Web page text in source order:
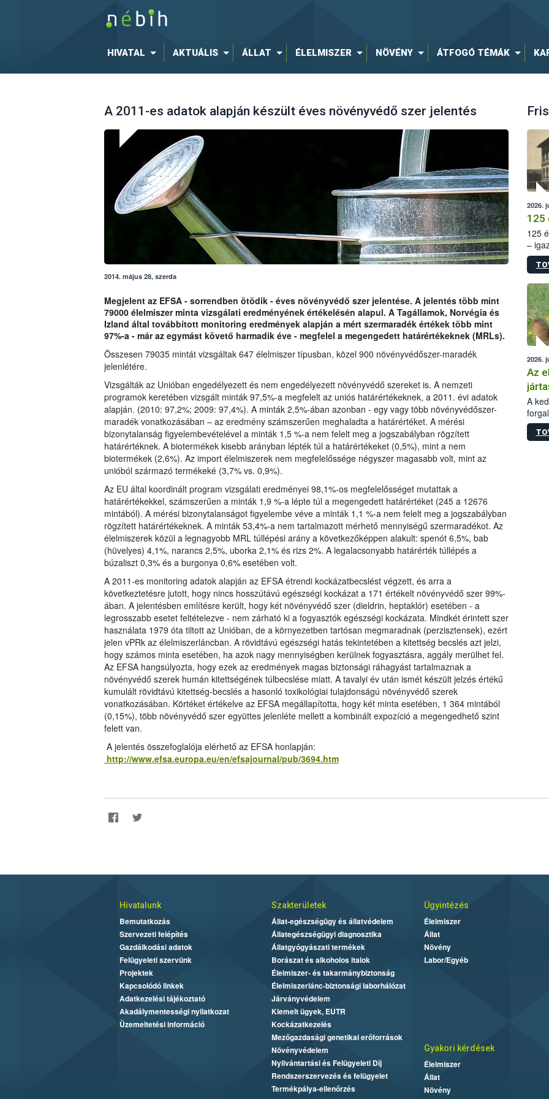
HIVATAL AKTUÁLIS ÁLLAT ÉLELMISZER NÖVÉNY ÁTFOGÓ TÉMÁK
A 2011-es adatok alapján készült éves növényvédő szer jelentés
2014. május 28, szerda
Megjelent az EFSA - sorrendben ötödik - éves növényvédő szer jelentése. A jelentés több mint
79000 élelmiszer minta vizsgálati eredményének értékelésén alapul. A Tagállamok, Norvégia és
Izland által továbbított monitoring eredmények alapján a mért szermaradék értékek több mint
97%-a - már az egymást követő harmadik éve - megfelel a megengedett határértékeknek (MRLs).
Összesen 79035 mintát vizsgáltak 647 élelmiszer típusban, közel 900 növényvédőszer-maradék
jelenlétére.
Vizsgálták az Unióban engedélyezett és nem engedélyezett növényvédő szereket is. A nemzeti
programok keretében vizsgált minták 97,5%-a megfelelt az uniós határértékeknek, a 2011. évi adatok
alapján. (2010: 97,2%; 2009: 97,4%). A minták 2,5%-ában azonban - egy vagy több növényvédőszer-
maradék vonatkozásában – az eredmény számszerűen meghaladta a határértéket. A mérési
bizonytalanság figyelembevételével a minták 1,5 %-a nem felelt meg a jogszabályban rögzített
határértéknek. A biotermékek kisebb arányban lépték túl a határértékeket (0,5%), mint a nem
biotermékek (2,6%). Az import élelmiszerek nem megfelelőssége négyszer magasabb volt, mint az
unióból származó termékeké (3,7% vs. 0,9%).
Az EU által koordinált program vizsgálati eredményei 98,1%-os megfelelősséget mutattak a
határértékekkel, számszerűen a minták 1,9 %-a lépte túl a megengedett határértéket (245 a 12676
mintából). A mérési bizonytalanságot figyelembe véve a minták 1,1 %-a nem felelt meg a jogszabályban
rögzített határértékeknek. A minták 53,4%-a nem tartalmazott mérhető mennyiségű szermaradékot. Az
élelmiszerek közül a legnagyobb MRL túllépési arány a következőképpen alakult: spenót 6,5%, bab
(hüvelyes) 4,1%, narancs 2,5%, uborka 2,1% és rizs 2%. A legalacsonyabb határérték túllépés a
búzaliszt 0,3% és a burgonya 0,6% esetében volt.
A 2011-es monitoring adatok alapján az EFSA étrendi kockázatbecslést végzett, és arra a
következtetésre jutott, hogy nincs hosszútávú egészségi kockázat a 171 értékelt növényvédő szer 99%-
ában. A jelentésben említésre került, hogy két növényvédő szer (dieldrin, heptaklór) esetében - a
legrosszabb esetet feltételezve - nem zárható ki a fogyasztók egészségi kockázata. Mindkét érintett szer
használata 1979 óta tiltott az Unióban, de a környezetben tartósan megmaradnak (perzisztensek), ezért
jelen vPRk az élelmiszerláncban. A rövidtávú egészségi hatás tekintetében a kitettség becslés azt jelzi,
hogy számos minta esetében, ha azok nagy mennyiségben kerülnek fogyasztásra, aggály merülhet fel.
Az EFSA hangsúlyozta, hogy ezek az eredmények magas biztonsági ráhagyást tartalmaznak a
növényvédő szerek humán kitettségének túlbecslése miatt. A tavalyi év után ismét készült jelzés értékű
kumulált rövidtávú kitettség-becslés a hasonló toxikológiai tulajdonságú növényvédő szerek
vonatkozásában. Körtéket értékelve az EFSA megállapította, hogy két minta esetében, 1 364 mintából
(0,15%), több növényvédő szer együttes jelenléte mellett a kombinált expozíció a megengedhető szint
felett van.
A jelentés összefoglalója elérhető az EFSA honlapján:
http://www.efsa.europa.eu/en/efsajournal/pub/3694.htm
2026.
125
125
–
15.
2026.
Az
A
Hivatalunk
Bemutatkozás
Szervezeti felépítés
Gazdálkodási adatok
Felügyeleti szervünk
Projektek
Kapcsolódó linkek
Adatkezelési tájékoztató
Akadálymentességi nyilatkozat
Üzemeltetési információ
Szakterületek
Állat-egészségügy és állatvédelem
Állategészségügyi diagnosztika
Állatgyógyászati termékek
Borászat és alkoholos italok
Élelmiszer- és takarmánybiztonság
Élelmiszerlánc-biztonsági laborhálózat
Járványvédelem
Kiemelt ügyek, EUTR
Kockázatkezelés
Mezőgazdasági genetikai erőforrások
Növényvédelem
Nyilvántartási és Felügyeleti Díj
Rendszerszervezés és felügyelet
Termékpálya-ellenőrzés
Ügyintézés
Élelmiszer
Állat
Növény
Labor/Egyéb
Gyakori kérdések
Élelmiszer
Állat
Növény